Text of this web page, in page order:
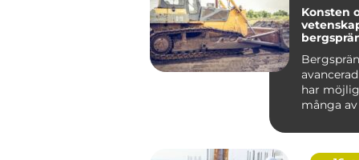
Konsten
har
många